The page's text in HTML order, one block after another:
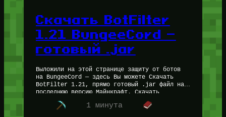
Скачать BotFilter
1.21 BungeeCord —
готовый .jar
Выложили на этой странице защиту от ботов
на BungeeCord — здесь Вы можете Скачать
BotFilter 1.21, прямо готовый .jar файл на
последнюю версию Майнкрафт. Скачать
BotFilter 1.21 — BungeeCord с…
1 минута